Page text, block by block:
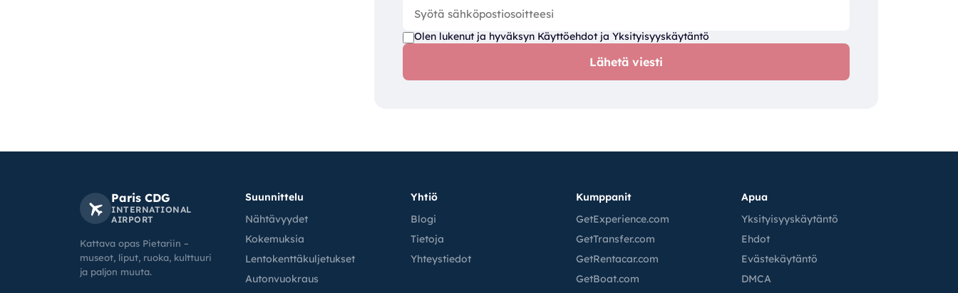
Olen lukenut ja hyväksyn Käyttöehdot ja Yksityisyyskäytäntö
Lähetä viesti
Paris CDG
INTERNATIONAL
AIRPORT
Kattava opas Pietariin –
museot, liput, ruoka, kulttuuri
ja paljon muuta.
Suunnittelu
Nähtävyydet
Kokemuksia
Lentokenttäkuljetukset
Autonvuokraus
Yhtiö
Blogi
Tietoja
Yhteystiedot
Kumppanit
GetExperience.com
GetTransfer.com
GetRentacar.com
GetBoat.com
Apua
Yksityisyyskäytäntö
Ehdot
Evästekäytäntö
DMCA